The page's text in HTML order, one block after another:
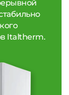
Italtherm.